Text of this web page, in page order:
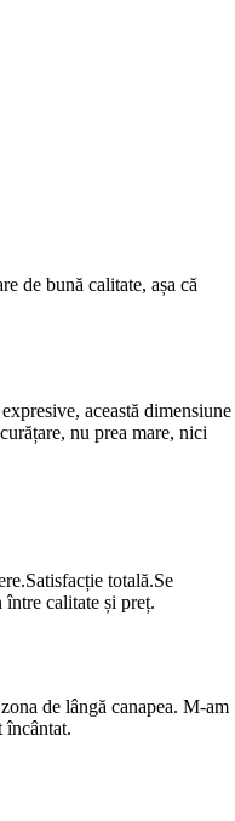
de bună calitate, așa că
această dimensiune
nu prea mare, nici
totală.Se
calitate și preț.
de lângă canapea. M-am
încântat.